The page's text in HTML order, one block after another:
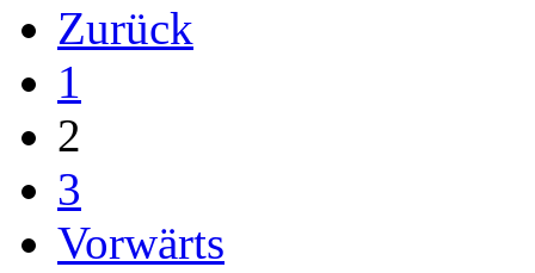
Zurück
1
2
3
Vorwärts